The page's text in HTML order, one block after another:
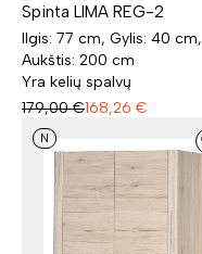
Spinta LIMA REG-2
Ilgis: 77 cm, Gylis: 40 cm,
Aukštis: 200 cm
Yra kelių spalvų
179,00 €168,26 €
N